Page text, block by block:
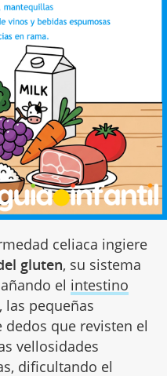
celiaca ingiere
gluten, su sistema
el intestino
las pequeñas
que revisten el
vellosidades
dificultando el